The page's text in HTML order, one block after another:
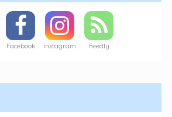
Facebook Instagram Feedly